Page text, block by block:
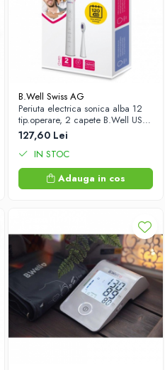
B.Well Swiss AG
Periuta electrica sonica alba 12
tip.operare, 2 capete B.Well USB
MED-870 Zephyr Labs
127,60 Lei
IN STOC
Adauga in cos